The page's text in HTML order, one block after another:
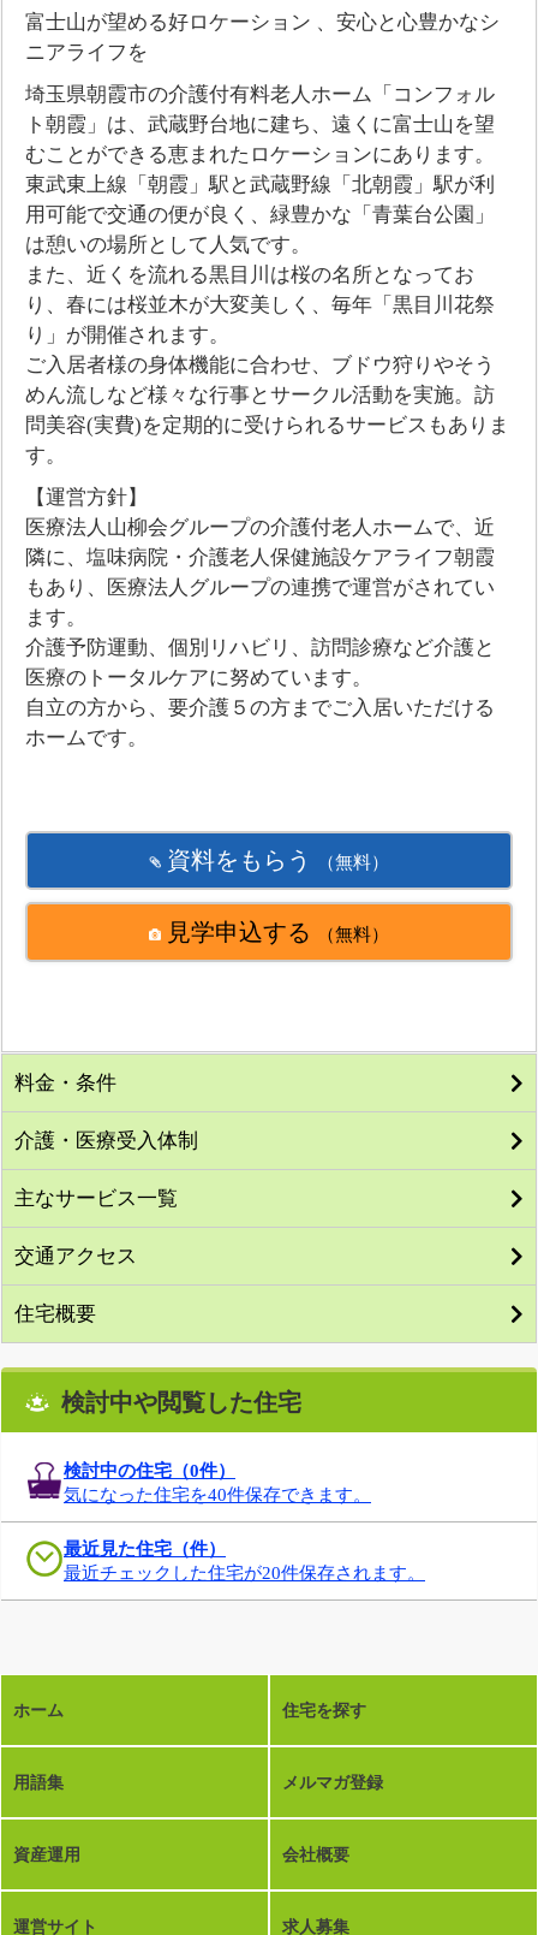
富士山が望める好ロケーション 、安心と心豊かなシ
ニアライフを
埼玉県朝霞市の介護付有料老人ホーム「コンフォル
ト朝霞」は、武蔵野台地に建ち、遠くに富士山を望
むことができる恵まれたロケーションにあります。
東武東上線「朝霞」駅と武蔵野線「北朝霞」駅が利
用可能で交通の便が良く、緑豊かな「青葉台公園」
は憩いの場所として人気です。
また、近くを流れる黒目川は桜の名所となってお
り、春には桜並木が大変美しく、毎年「黒目川花祭
り」が開催されます。
ご入居者様の身体機能に合わせ、ブドウ狩りやそう
めん流しなど様々な行事とサークル活動を実施。訪
問美容(実費)を定期的に受けられるサービスもありま
す。
【運営方針】
医療法人山柳会グループの介護付老人ホームで、近
隣に、塩味病院・介護老人保健施設ケアライフ朝霞
もあり、医療法人グループの連携で運営がされてい
ます。
介護予防運動、個別リハビリ、訪問診療など介護と
医療のトータルケアに努めています。
自立の方から、要介護５の方までご入居いただける
ホームです。
資料をもらう （無料）
見学申込する （無料）
料金・条件
介護・医療受入体制
主なサービス一覧
交通アクセス
住宅概要
検討中や閲覧した住宅
検討中の住宅（0件）
気になった住宅を40件保存できます。
最近見た住宅（件）
最近チェックした住宅が20件保存されます。
ホーム 住宅を探す
用語集 メルマガ登録
資産運用 会社概要
運営サイト 求人募集